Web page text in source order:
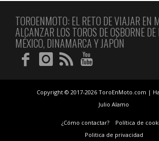
TOROENMOTO: EL RETO DE VIAJAR EN
ALCANZAR LOS TOROS DE OSBORNE
MÉXICO, DINAMARCA Y JAPÓN
Copyright © 2017-2026 ToroEnMoto.com |
Julio Alamo
¿Cómo contactar?
Política de
Politica de privacidad